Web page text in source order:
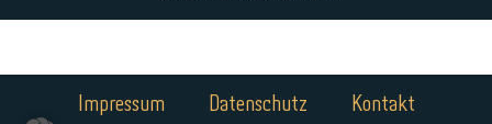
Impressum Datenschutz Kontakt